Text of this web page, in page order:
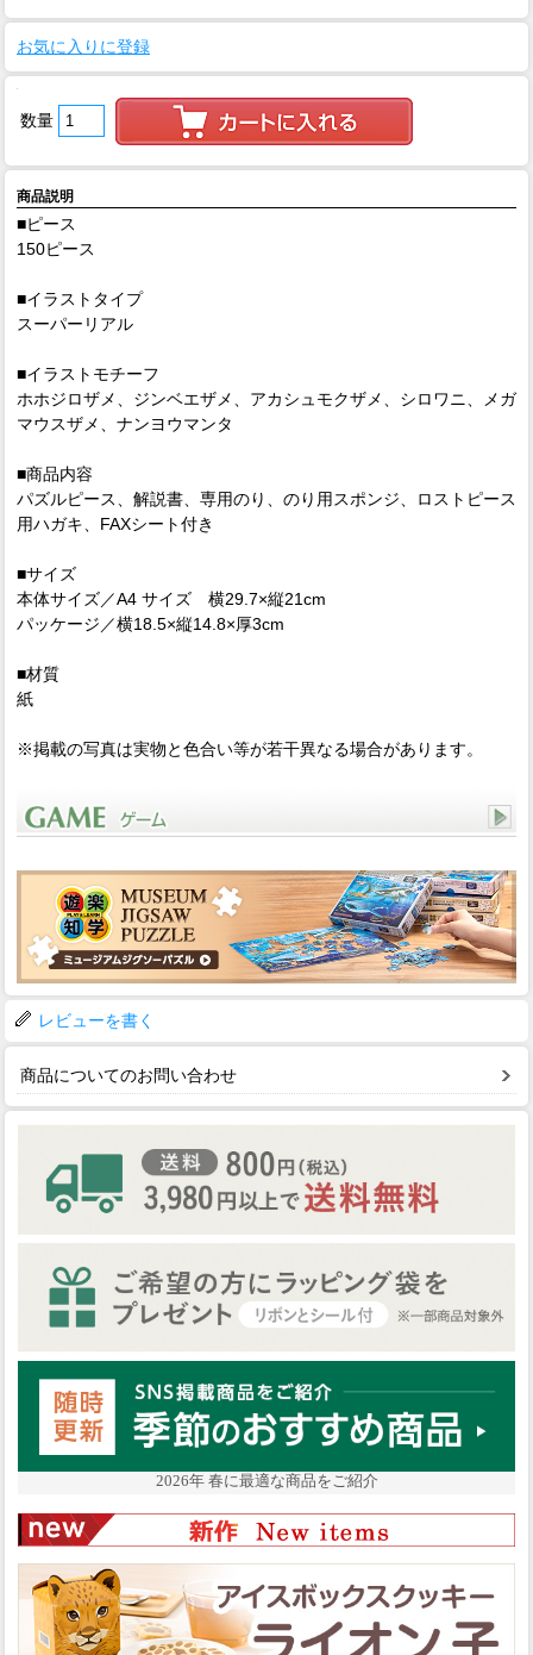
お気に入りに登録
数量
商品説明
■ピース
150ピース
■イラストタイプ
スーパーリアル
■イラストモチーフ
ホホジロザメ、ジンベエザメ、アカシュモクザメ、シロワニ、メガ
マウスザメ、ナンヨウマンタ
■商品内容
パズルピース、解説書、専用のり、のり用スポンジ、ロストピース
用ハガキ、FAXシート付き
■サイズ
本体サイズ／A4 サイズ 横29.7×縦21cm
パッケージ／横18.5×縦14.8×厚3cm
■材質
紙
※掲載の写真は実物と色合い等が若干異なる場合があります。
レビューを書く
商品についてのお問い合わせ